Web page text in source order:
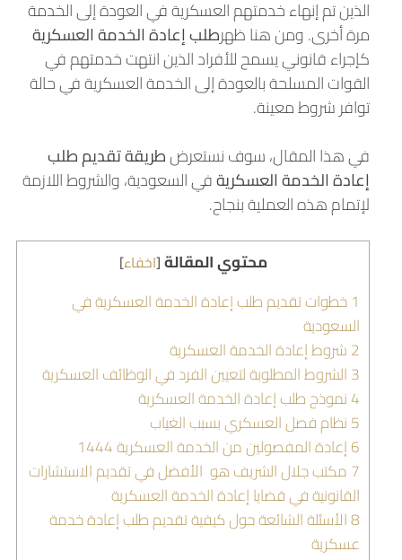
الذين تم إنهاء خدمتهم العسكرية في العودة إلى الخدمة
مرة أخرى. ومن هنا ظهرطلب إعادة الخدمة العسكرية
كإجراء قانوني يسمح للأفراد الذين انتهت خدمتهم في
القوات المسلحة بالعودة إلى الخدمة العسكرية في حالة
توافر شروط معينة.
في هذا المقال، سوف نستعرضطريقة تقديم طلب
إعادة الخدمة العسكريةفي السعودية، والشروط اللازمة
لإتمام هذه العملية بنجاح.
محتوي المقالة[اخفاء]
1خطوات تقديم طلب إعادة الخدمة العسكرية في
السعودية
2شروط إعادة الخدمة العسكرية
3الشروط المطلوبة لتعيين الفرد في الوظائف العسكرية
4نموذج طلب إعادة الخدمة العسكرية
5نظام فصل العسكري بسبب الغياب
6إعادة المفصولين من الخدمة العسكرية 1444
7مكتب جلال الشريف هو الأفضل في تقديم الاستشارات
القانونية في قضايا إعادة الخدمة العسكرية
8الأسئلة الشائعة حول كيفية تقديم طلب إعادة خدمة
عسكرية